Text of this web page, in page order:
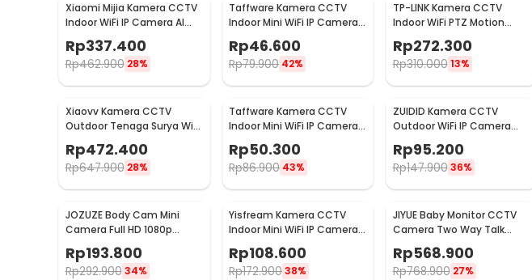
Xiaomi Mijia Kamera CCTV
Indoor WiFi IP Camera AI
Detection 3MP 2K -
MJSXJ03HL
Rp337.400
Rp462.900 28%
Taffware Kamera CCTV
Indoor Mini WiFi IP Camera
2MP 1080P - A9
Rp46.600
Rp79.900 42%
TP-LINK Kamera CCTV
Indoor WiFi PTZ Motion
Detection 2MP 1080P -
Tapo C200
Rp272.300
Rp310.000 13%
Xiaovv Kamera CCTV
Outdoor Tenaga Surya WiFi
XVV-1120S-P6 Pro
Rp472.400
Rp647.900 28%
Taffware Kamera CCTV
Indoor Mini WiFi IP Camera
Night Vision 2MP 1080P -
A9NV
Rp50.300
Rp86.900 43%
ZUIDID Kamera CCTV
Outdoor WiFi IP Camera
X10
Rp95.200
Rp147.900 36%
JOZUZE Body Cam Mini
Camera Full HD 1080p
Rotating Lens 1000mAh -
L11
Rp193.800
Rp292.900 34%
Yisfream Kamera CCTV
Indoor Mini WiFi IP Camera
IR Detection 1MP 480P - Y-
36
Rp108.600
Rp172.90038%
JIYUE Baby Monitor CCTV
Camera Two Way Talk
1280P 1500 mAh - ABM-900
Rp568.900
Rp768.900 27%